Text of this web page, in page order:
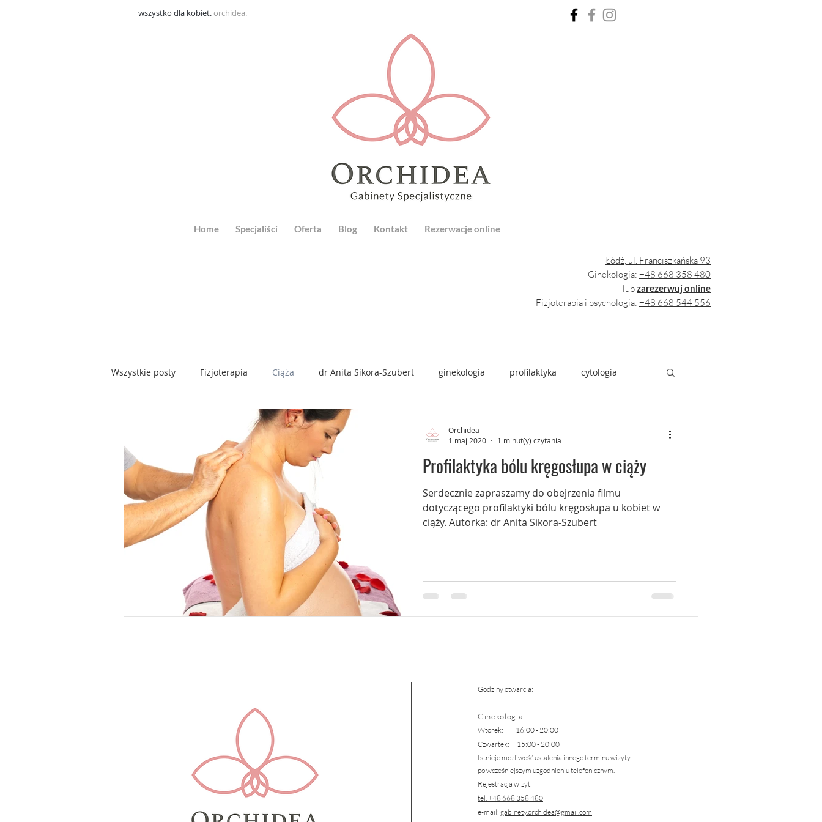
Home Specjaliści Oferta Blog Kontakt Rezerwacje online
Łódź, ul. Franciszkańska 93
Ginekologia: +48 668 358 480
lubzarezerwuj online
Fizjoterapia i psychologia: +48 668 544 556
Wszystkie posty Fizjoterapia Ciąża dr Anita Sikora-Szubert ginekologia profilaktyka cytologia
badanie cytologiczne prof. Karowicz Bilińska
Profilaktyka bólu kręgosłupa w ciąży
Serdecznie zapraszamy do obejrzenia filmu
dotyczącego profilaktyki bólu kręgosłupa u kobiet w
ciąży. Autorka: dr Anita Sikora-Szubert
Orchidea
1 maj 2020
1 minut(y) czytania
wszystko dla kobiet.orchidea.
Godziny otwarcia:
Ginekologia:
Wtorek: 16:00 - 20:00
Czwartek: 15:00 - 20:00
Istnieje możliwość ustalenia innego terminu wizyty
po wcześniejszym uzgodnieniu telefonicznym.
Rejestracja wizyt:
tel. +48 668 358 480
e-mail: gabinety.orchidea@gmail.com